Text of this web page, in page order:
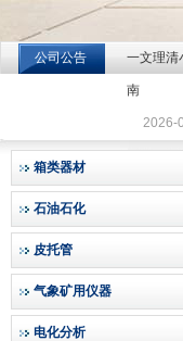
北京北拓仪器设备有限公司
公司公告 一文理清
南
2026-
箱类器材
石油石化
皮托管
气象矿用仪器
电化分析